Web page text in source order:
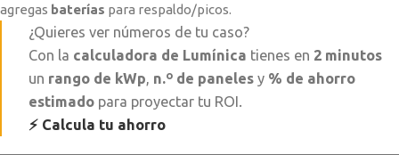
agregas baterías para respaldo/picos.
¿Quieres ver números de tu caso?
Con la calculadora de Lumínica tienes en 2 minutos
un rango de kWp n.º de paneles y % de ahorro
estimado para proyectar tu ROI.
⚡ Calcula tu ahorro